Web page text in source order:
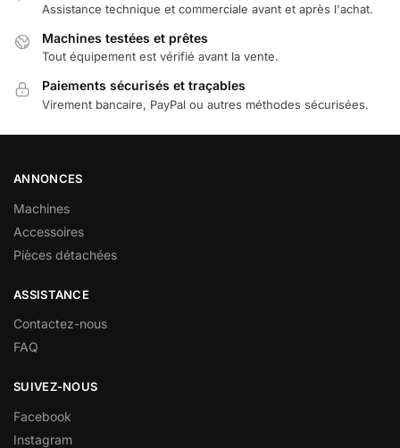
Assistance technique et commerciale avant et après l'achat.
Machines testées et prêtes
Tout équipement est vérifié avant la vente.
Paiements sécurisés et traçables
Virement bancaire, PayPal ou autres méthodes sécurisées.
ANNONCES
Machines
Accessoires
Pièces détachées
ASSISTANCE
Contactez-nous
FAQ
SUIVEZ-NOUS
Facebook
Instagram